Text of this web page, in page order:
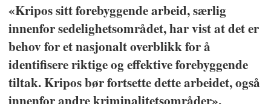
«Kripos sitt forebyggende arbeid, særlig
innenfor sedelighetsområdet, har vist at det er
behov for et nasjonalt overblikk for å
identifisere riktige og effektive forebyggende
tiltak. Kripos bør fortsette dette arbeidet, også
innenfor andre kriminalitetsområder».